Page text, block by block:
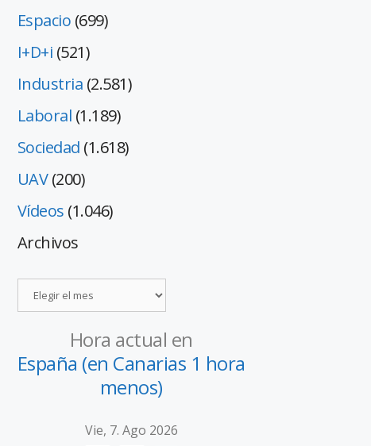
Espacio (699)
I+D+i (521)
Industria (2.581)
Laboral (1.189)
Sociedad (1.618)
UAV(200)
Vídeos (1.046)
Archivos
Hora actual en
España (en Canarias 1 hora
menos)